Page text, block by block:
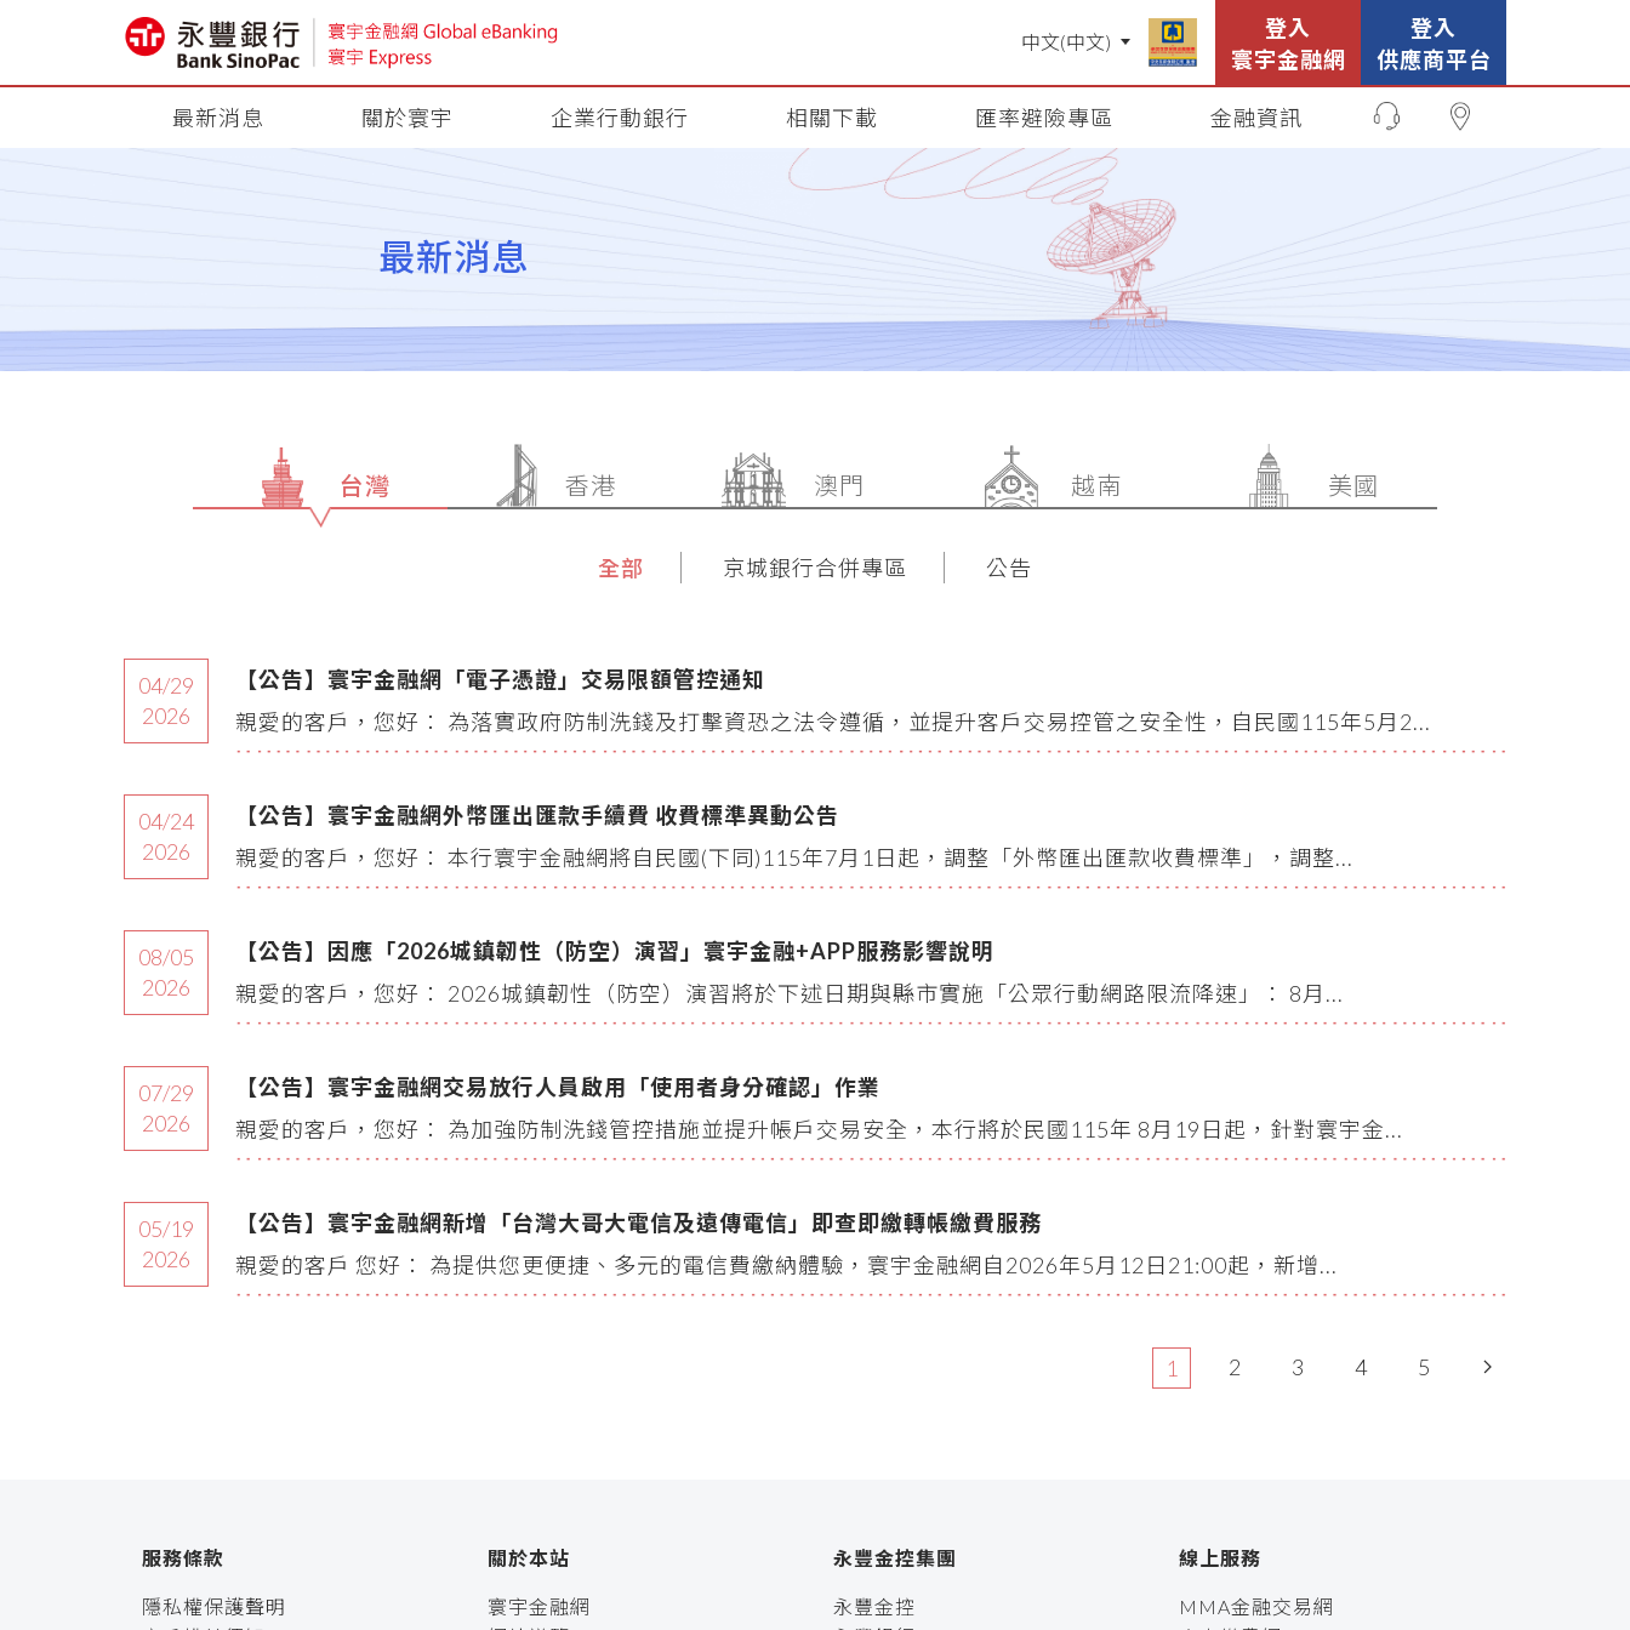
登入
供應商平台
登入
寰宇金融網
最新消息 關於寰宇 企業行動銀行 相關下載 匯率避險專區 金融資訊
最新消息
台灣 香港 澳門 越南 美國
全部 京城銀行合併專區 公告
04/29
2026
【公告】寰宇金融網「電子憑證」交易限額管控通知
親愛的客戶，您好： 為落實政府防制洗錢及打擊資恐之法令遵循，並提升客戶交易控管之安全性，自民國115年5月2...
04/24
2026
【公告】寰宇金融網外幣匯出匯款手續費 收費標準異動公告
親愛的客戶，您好： 本行寰宇金融網將自民國(下同)115年7月1日起，調整「外幣匯出匯款收費標準」，調整...
08/05
2026
【公告】因應「2026城鎮韌性（防空）演習」寰宇金融+APP服務影響說明
親愛的客戶，您好： 2026城鎮韌性（防空）演習將於下述日期與縣市實施「公眾行動網路限流降速」： 8月...
07/29
2026
【公告】寰宇金融網交易放行人員啟用「使用者身分確認」作業
親愛的客戶，您好： 為加強防制洗錢管控措施並提升帳戶交易安全，本行將於民國115年 8月19日起，針對寰宇金...
05/19
2026
【公告】寰宇金融網新增「台灣大哥大電信及遠傳電信」即查即繳轉帳繳費服務
親愛的客戶 您好： 為提供您更便捷、多元的電信費繳納體驗，寰宇金融網自2026年5月12日21:00起，新增...
1 2 3 4 5
服務條款
隱私權保護聲明
關於本站
寰宇金融網
永豐金控集團
永豐金控
線上服務
MMA金融交易網